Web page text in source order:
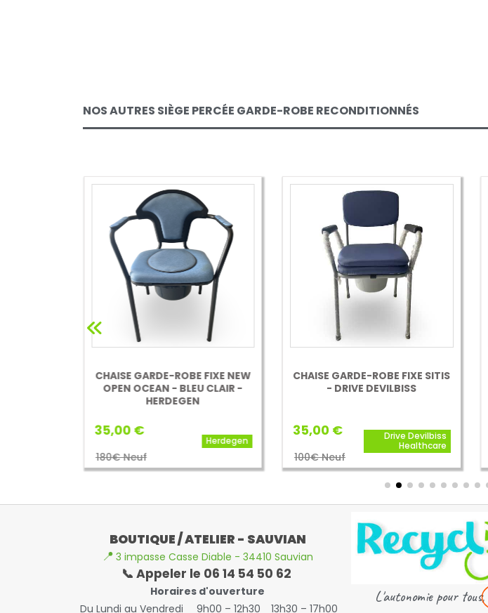
NOS AUTRES SIÈGE PERCÉE GARDE-ROBE RECONDITIONNÉS
CHAISE GARDE-ROBE FIXE NEW
OPEN OCEAN - BLEU CLAIR -
HERDEGEN
35,00 €
180€ Neuf
Herdegen
CHAISE GARDE-ROBE FIXE SITIS
- DRIVE DEVILBISS
35,00 €
100€ Neuf
Drive Devilbiss
Healthcare
BOUTIQUE / ATELIER - SAUVIAN
📍 3 impasse Casse Diable - 34410 Sauvian
📞 Appeler le 06 14 54 50 62
Horaires d'ouverture
Du Lundi au Vendredi
9h00 – 12h30 13h30 – 17h00
L'autonomie pour tous,